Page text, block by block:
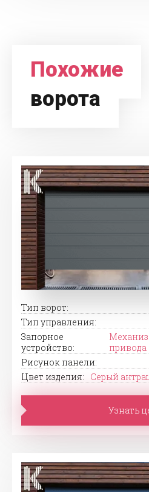
Похожие
ворота
Тип ворот:
Тип управления:
Запорное
устройство:
привода
Рисунок панели:
Цвет изделия:
Серый
Узнать